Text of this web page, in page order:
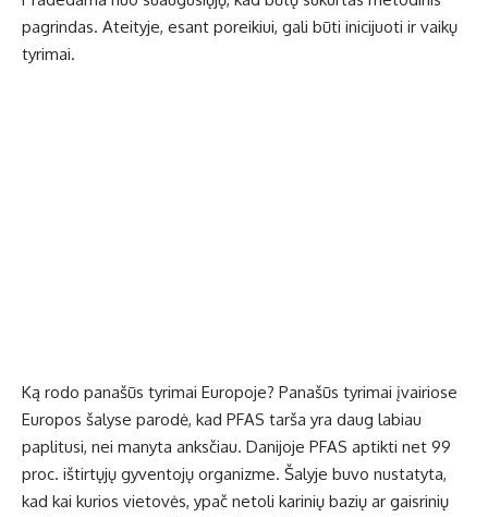
pagrindas. Ateityje, esant poreikiui, gali būti inicijuoti ir vaikų
tyrimai.
Ką rodo panašūs tyrimai Europoje? Panašūs tyrimai įvairiose
Europos šalyse parodė, kad PFAS tarša yra daug labiau
paplitusi, nei manyta anksčiau. Danijoje PFAS aptikti net 99
proc. ištirtųjų gyventojų organizme. Šalyje buvo nustatyta,
kad kai kurios vietovės, ypač netoli karinių bazių ar gaisrinių